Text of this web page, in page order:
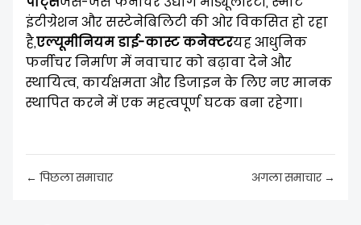
इंटीग्रेशन और सस्टेनेबिलिटी की ओर विकसित हो रहा
है,एल्यूमीनियम डाई-कास्ट कनेक्टरयह आधुनिक
फर्नीचर निर्माण में नवाचार को बढ़ावा देने और
स्थायित्व, कार्यक्षमता और डिजाइन के लिए नए मानक
स्थापित करने में एक महत्वपूर्ण घटक बना रहेगा।
← पिछला समाचार अगला समाचार →